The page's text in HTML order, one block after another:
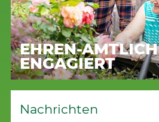
EHREN-AMTLICH
ENGAGIERT
Nachrichten